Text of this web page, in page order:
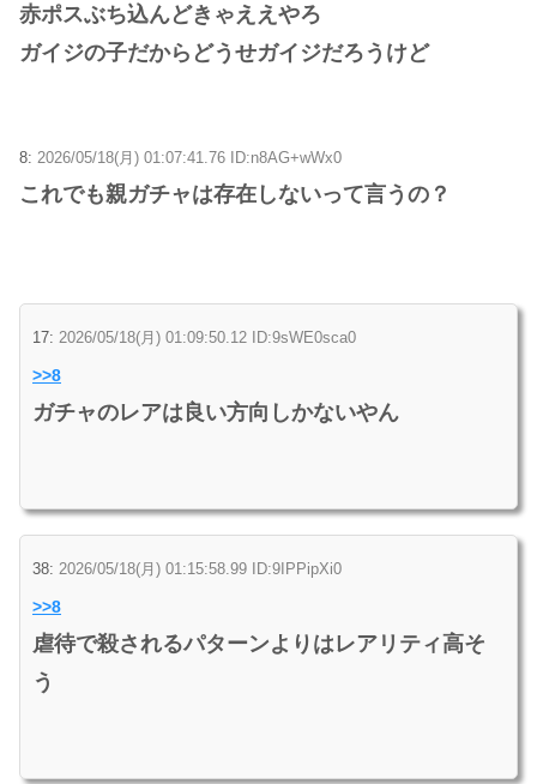
赤ポスぶち込んどきゃええやろ
ガイジの子だからどうせガイジだろうけど
8: 2026/05/18(月) 01:07:41.76 ID:n8AG+wWx0
これでも親ガチャは存在しないって言うの？
17: 2026/05/18(月) 01:09:50.12 ID:9sWE0sca0
>>8
ガチャのレアは良い方向しかないやん
38: 2026/05/18(月) 01:15:58.99 ID:9IPPipXi0
>>8
虐待で殺されるパターンよりはレアリティ高そ
う